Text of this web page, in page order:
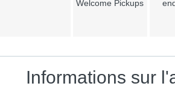
Welcome Pickups
Informations sur